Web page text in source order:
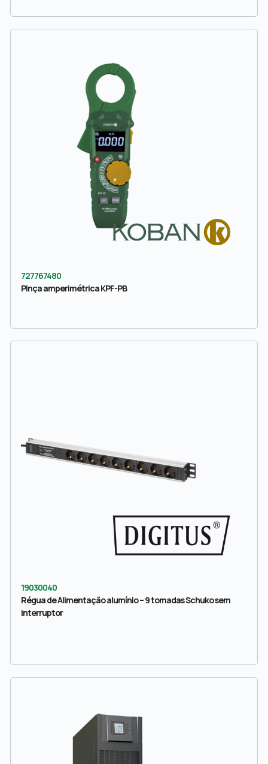
727767480
Pinça amperimétrica KPF-PB
19030040
Régua de Alimentação alumínio – 9 tomadas Schuko sem
interruptor